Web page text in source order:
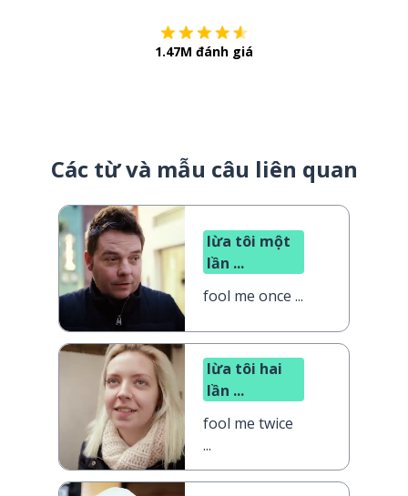
1.47M đánh giá
Các từ và mẫu câu liên quan
lừa tôi một
lần ...
fool me once ...
lừa tôi hai
lần ...
fool me twice
...